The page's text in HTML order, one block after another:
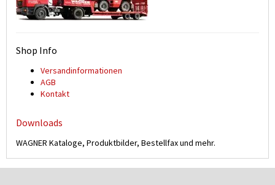
Shop Info
Versand­informationen
AGB
Kontakt
Downloads
WAGNER Kataloge, Produktbilder, Bestellfax und mehr.